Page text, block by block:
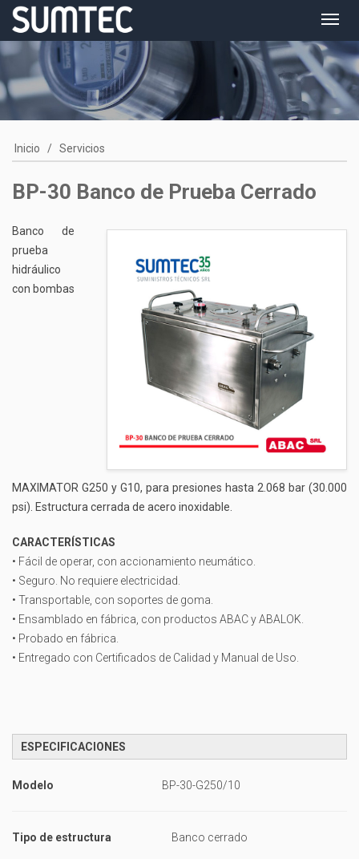
Inicio / Servicios
BP-30 Banco de Prueba Cerrado
Banco de
prueba
hidráulico
con bombas
MAXIMATOR G250 y G10, para presiones hasta 2.068 bar (30.000
psi). Estructura cerrada de acero inoxidable.
CARACTERÍSTICAS
• Fácil de operar, con accionamiento neumático.
• Seguro. No requiere electricidad.
• Transportable, con soportes de goma.
• Ensamblado en fábrica, con productos ABAC y ABALOK.
• Probado en fábrica.
• Entregado con Certificados de Calidad y Manual de Uso.
ESPECIFICACIONES
Modelo BP-30-G250/10
Tipo de estructura Banco cerrado